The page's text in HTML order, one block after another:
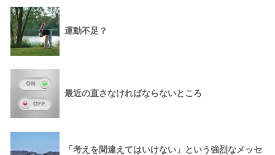
運動不足？
最近の直さなければならないところ
「考えを間違えてはいけない」という強烈なメッセ